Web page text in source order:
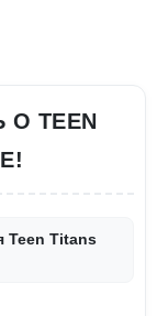
TEEN
Teen Titans